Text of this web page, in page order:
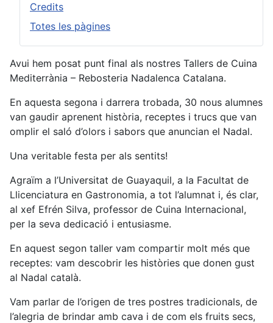
Credits
Totes les pàgines
Avui hem posat punt final als nostres Tallers de Cuina
Mediterrània – Rebosteria Nadalenca Catalana.
En aquesta segona i darrera trobada, 30 nous alumnes
van gaudir aprenent història, receptes i trucs que van
omplir el saló d’olors i sabors que anuncian el Nadal.
Una veritable festa per als sentits!
Agraïm a l’Universitat de Guayaquil, a la Facultat de
Llicenciatura en Gastronomia, a tot l’alumnat i, és clar,
al xef Efrén Silva, professor de Cuina Internacional,
per la seva dedicació i entusiasme.
En aquest segon taller vam compartir molt més que
receptes: vam descobrir les històries que donen gust
al Nadal català.
Vam parlar de l’origen de tres postres tradicionals, de
l’alegria de brindar amb cava i de com els fruits secs,